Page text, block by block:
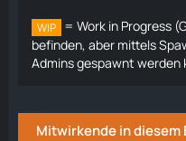
WIP = Work in Progress
befinden, aber mittels
Admins gespawnt werden
Mitwirkende in diesem